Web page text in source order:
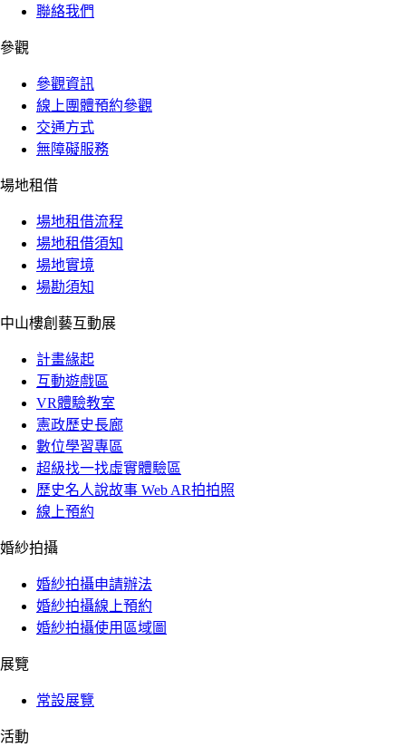
聯絡我們
參觀
參觀資訊
線上團體預約參觀
交通方式
無障礙服務
場地租借
場地租借流程
場地租借須知
場地實境
場勘須知
中山樓創藝互動展
計畫緣起
互動遊戲區
VR體驗教室
憲政歷史長廊
數位學習專區
超級找一找虛實體驗區
歷史名人說故事 Web AR拍拍照
線上預約
婚紗拍攝
婚紗拍攝申請辦法
婚紗拍攝線上預約
婚紗拍攝使用區域圖
展覽
常設展覽
活動